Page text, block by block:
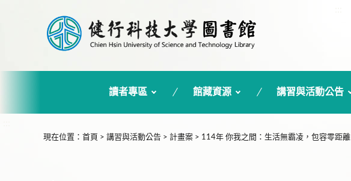
讀者專區 館藏資源 講習與活動公告
現在位置 ： 首頁 > 講習與活動公告 > 計畫案 > 114年 你我之間：生活無霸凌，包容零距離